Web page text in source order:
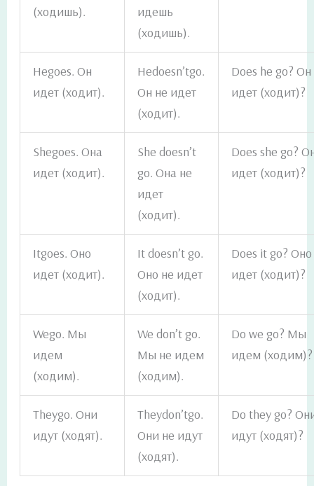
(ходишь).
идешь
(ходишь).
Hegoes. Он
идет (ходит).
Hedoesn’tgo.
Он не идет
(ходит).
Does he go? Он
идет (ходит)?
Shegoes. Она
идет (ходит).
She doesn’t
go. Она не
идет
(ходит).
Does she go?
идет (ходит)?
Itgoes. Оно
идет (ходит).
It doesn’t go.
Оно не идет
(ходит).
Does it go? Оно
идет (ходит)?
Wego. Мы
идем
(ходим).
We don’t go.
Мы не идем
(ходим).
Do we go? Мы
идем (ходим)?
Theygo. Они
идут (ходят).
Theydon’tgo.
Они не идут
(ходят).
Do they go?
идут (ходят)?